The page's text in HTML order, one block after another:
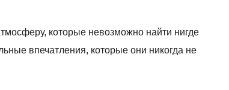
которые невозможно найти нигде
впечатления, которые они никогда не